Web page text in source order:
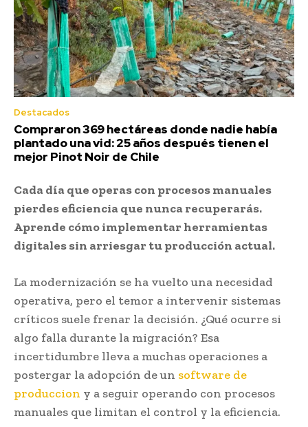
Destacados
Compraron 369 hectáreas donde nadie había
plantado una vid: 25 años después tienen el
mejor Pinot Noir de Chile
Cada día que operas con procesos manuales
pierdes eficiencia que nunca recuperarás.
Aprende cómo implementar herramientas
digitales sin arriesgar tu producción actual.
La modernización se ha vuelto una necesidad
operativa, pero el temor a intervenir sistemas
críticos suele frenar la decisión. ¿Qué ocurre si
algo falla durante la migración? Esa
incertidumbre lleva a muchas operaciones a
postergar la adopción de un software de
produccion y a seguir operando con procesos
manuales que limitan el control y la eficiencia.